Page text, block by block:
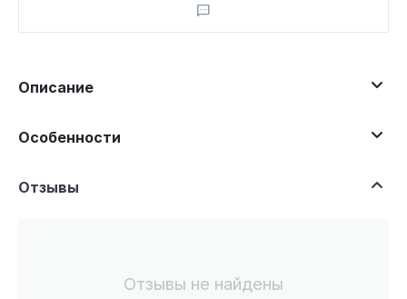
Описание
Особенности
Отзывы
Отзывы не найдены